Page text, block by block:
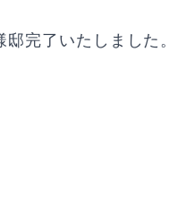
完了いたしました。